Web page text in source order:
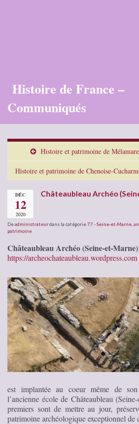
Histoire de France –
Communiqués
Histoire et patrimoine de
Histoire et patrimoine de Chenoise-
DÉC
12
2020
Châteaubleau Archéo
Deadministrateurdans la catégorie77 - Seine-et-Marne
patrimoine
Châteaubleau Archéo (Seine-et-Marne)
https://archeochateaubleau.wordpress.com
est implantée au coeur même de
l’ancienne école de Châteaubleau
premiers sont de mettre au jour,
patrimoine archéologique exceptionnel